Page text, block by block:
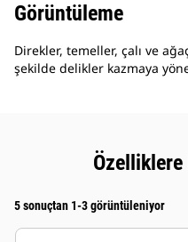
Görüntüleme
Direkler, temeller, çalı ve
şekilde delikler kazmaya
Özelliklere
5 sonuçtan 1-3 görüntüleniyor